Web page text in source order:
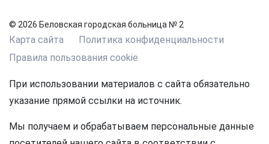
© 2026 Беловская городская больница № 2
Карта сайта
Политика конфиденциальности
Правила пользования cookie
При использовании материалов с сайта обязательно
указание прямой ссылки на источник.
Мы получаем и обрабатываем персональные данные